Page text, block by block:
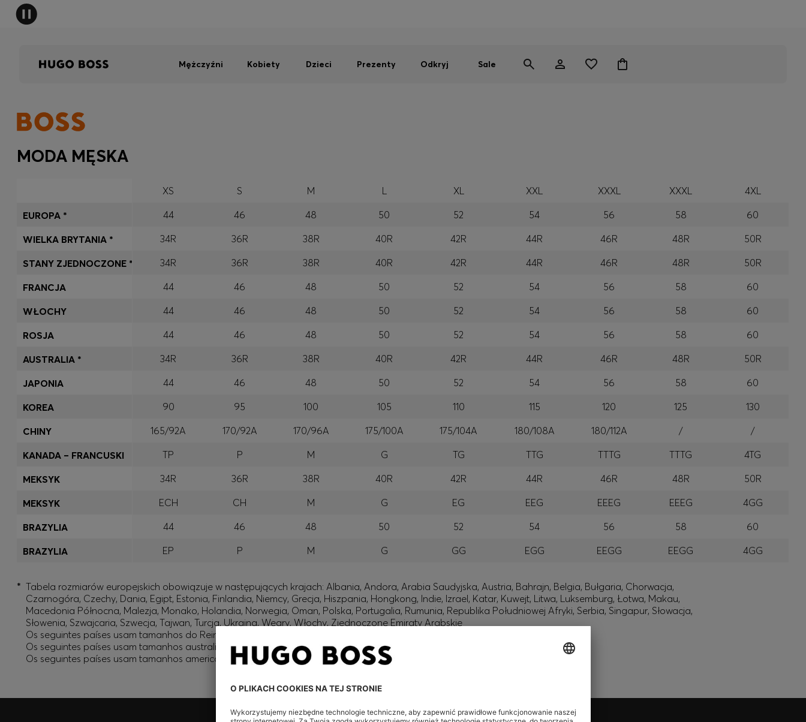
Mężczyźni Kobiety Dzieci Prezenty Odkryj Sale
MODA MĘSKA
XS S M L XL XXL XXXL XXXL
4XL
44
46 48 50 52 54 56 58
60
34R
36R 38R 40R 42R 44R 46R 48R
50R
34R
36R 38R 40R 42R 44R 46R 48R
50R
44
46 48 50 52 54 56 58
60
44
46 48 50 52 54 56 58
60
44
46 48 50 52 54 56 58
60
34R
36R 38R 40R 42R 44R 46R 48R
50R
44
46 48 50 52 54 56 58
60
90
95 100 105 110 115 120 125
130
165/92A
170/92A 170/96A 175/100A 175/104A 180/108A 180/112A /
/
TP
P M G TG TTG TTTG TTTG
4TG
34R
36R 38R 40R 42R 44R 46R 48R
50R
ECH
CH M G EG EEG EEEG EEEG
4GG
44
46 48 50 52 54 56 58
60
EP
P M G GG EGG EEGG EEGG 4GG
EUROPA *
WIELKA BRYTANIA *
STANY ZJEDNOCZONE *
FRANCJA
WŁOCHY
ROSJA
AUSTRALIA *
JAPONIA
KOREA
CHINY
KANADA – FRANCUSKI
MEKSYK
MEKSYK
BRAZYLIA
BRAZYLIA
* Tabela rozmiarów europejskich obowiązuje w następujących krajach: Albania, Andora, Arabia Saudyjska, Austria, Bahrajn, Belgia, Bułgaria, Chorwacja,
Czarnogóra, Czechy, Dania, Egipt, Estonia, Finlandia, Niemcy, Grecja, Hiszpania, Hongkong, Indie, Izrael, Katar, Kuwejt, Litwa, Luksemburg, Łotwa, Makau,
Macedonia Północna, Malezja, Monako, Holandia, Norwegia, Oman, Polska, Portugalia, Rumunia, Republika Południowej Afryki, Serbia, Singapur, Słowacja,
Słowenia, Szwajcaria, Szwecja, Tajwan, Turcja, Ukraina, Węgry, Włochy, Zjednoczone Emiraty Arabskie
Os seguintes países usam tamanhos do Reino Unido: Reino Unido, República da Irlanda
Os seguintes países usam tamanhos australianos: Austrália, Nova Zelândia.
Os seguintes países usam tamanhos americanos: Canadá (Inglês) e EUA